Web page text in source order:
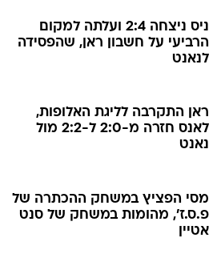
ניס ניצחה 2:4 ועלתה למקום
הרביעי על חשבון ראן, שהפסידה
לנאנט
ראן התקרבה לליגת האלופות,
לאנס חזרה מ-2:0 ל-2:2 מול
נאנט
מסי הפציץ במשחק ההכתרה של
פ.ס.ז', מהומות במשחק של סנט
אטיין